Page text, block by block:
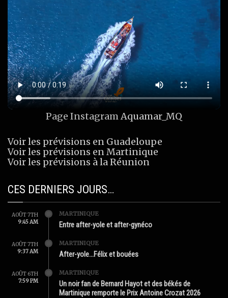
Page InstagramAquamar_MQ
Voir les prévisions en Guadeloupe
Voir les prévisions en Martinique
Voir les prévisions à la Réunion
CES DERNIERS JOURS…
AOÛT 7TH
9:45 AM
MARTINIQUE
Entre after-yole et after-gynéco
AOÛT 7TH
9:37 AM
MARTINIQUE
After-yole…Félix et bouées
AOÛT 6TH
7:59 PM
MARTINIQUE
Un noir fan de Bernard Hayot et des békés de
Martinique remporte le Prix Antoine Crozat 2026